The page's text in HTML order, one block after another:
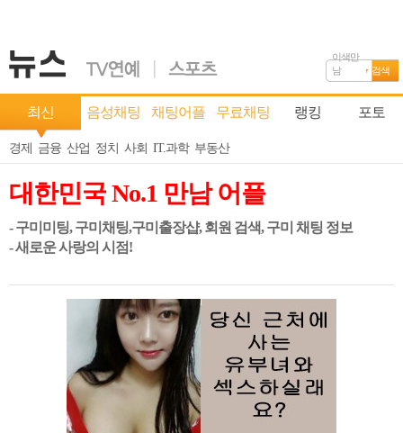
이색만
남
검색
최신 음성채팅 채팅어플 무료채팅 랭킹 포토
경제 금융 산업 정치 사회 IT.과학 부동산
대한민국 No.1 만남 어플
- 구미미팅, 구미채팅,구미출장샵, 회원 검색, 구미 채팅 정보
- 새로운 사랑의 시점!